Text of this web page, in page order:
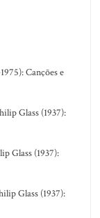
Canções e
Glass (1937):
Glass (1937):
Glass (1937):